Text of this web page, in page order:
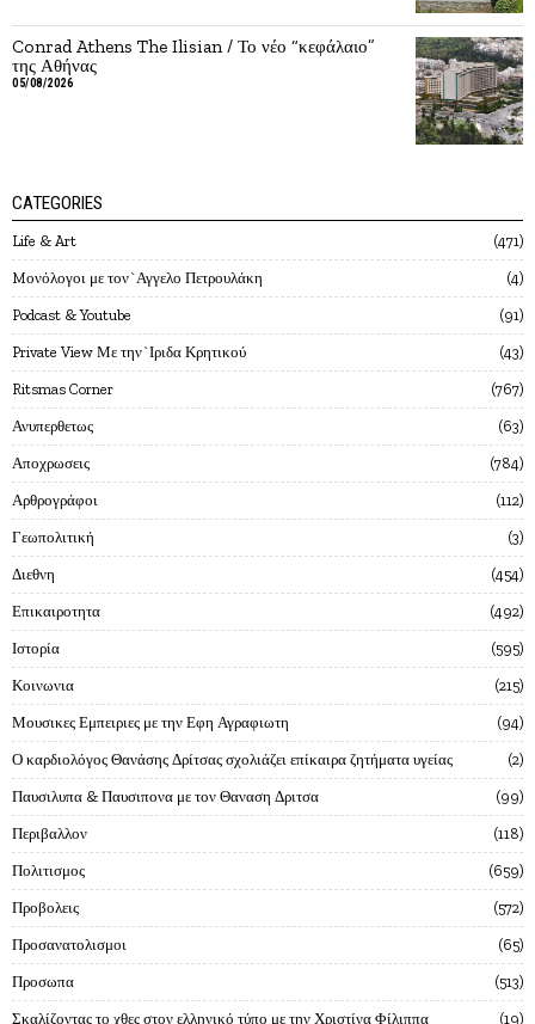
Conrad Athens The Ilisian / Το νέο “κεφάλαιο”
της Αθήνας
05/08/2026
CATEGORIES
Life & Art 471
Mονόλογοι με τον`Αγγελο Πετρουλάκη 4
Podcast & Youtube 91
Private View Με την`Ιριδα Κρητικού 43
Ritsmas Corner 767
Ανυπερθετως 63
Αποχρωσεις 784
Αρθρογράφοι 112
Γεωπολιτική 3
Διεθνη 454
Επικαιροτητα 492
Ιστορία 595
Κοινωνια 215
Μουσικες Εμπειριες με την Εφη Αγραφιωτη 94
Ο καρδιολόγος Θανάσης Δρίτσας σχολιάζει επίκαιρα ζητήματα υγείας 2
Παυσιλυπα & Παυσιπονα με τον Θαναση Δριτσα 99
Περιβαλλον 118
Πολιτισμος 659
Προβολεις 572
Προσανατολισμοι 65
Προσωπα 513
Σκαλίζοντας το χθες στον ελληνικό τύπο με την Χριστίνα Φίλιππα 19